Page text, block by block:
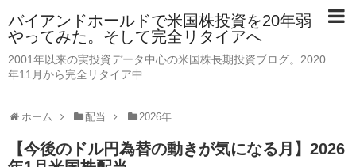
バイアンドホールドで米国株投資を20年弱
やってみた。そして完全リタイアへ
2001年以来の実投資データ中心の米国株長期投資ブログ。2020
年11月から完全リタイア中
ホーム 配当 2026年
【今後のドル円為替の動きが気になる月】2026